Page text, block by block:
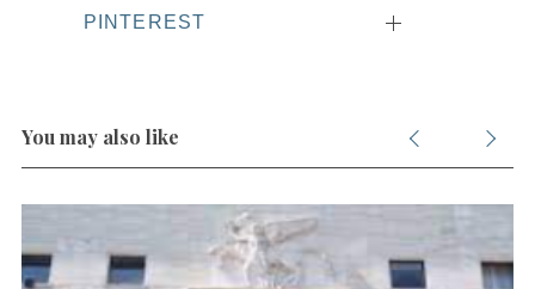
PINTEREST
You may also like
c
: